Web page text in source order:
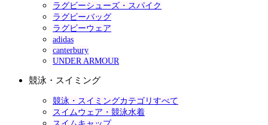
ラグビーシューズ・スパイク
ラグビーバッグ
ラグビーウェア
adidas
canterbury
UNDER ARMOUR
競泳・スイミング
競泳・スイミングカテゴリすべて
スイムウェア・競泳水着